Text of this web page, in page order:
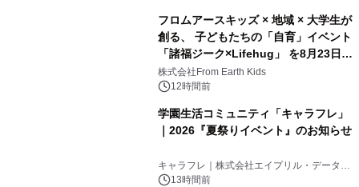
フロムアースキッズ × 地域 × 大学生が
創る、 子どもたちの「自育」イベント
「諸福ジーク×Lifehug」 を8月23日
(日)開催
株式会社From Earth Kids
12時間前
学園生活コミュニティ「キャラフレ」
｜2026『夏祭りイベント』のお知らせ
キャラフレ｜株式会社エイプリル・データ・
デザインズ
13時間前